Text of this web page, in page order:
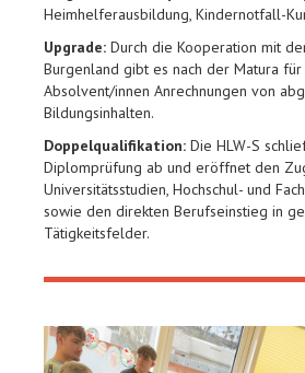
Heimhelferausbildung, Kindernotfall-
Upgrade: Durch die Kooperation mit
Burgenland gibt es nach der Matura für
Absolvent/innen Anrechnungen von
Bildungsinhalten.
Doppelqualifikation: Die HLW-S
Diplomprüfung ab und eröffnet den
Universitätsstudien, Hochschul- und
sowie den direkten Berufseinstieg in
Tätigkeitsfelder.